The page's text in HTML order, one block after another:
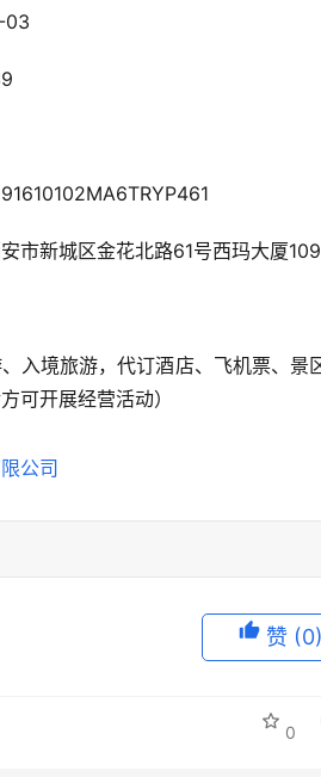
03
91610102MA6TRYP461
市新城区金花北路61号西玛大厦
入境旅游，代订酒店、飞机票、
可开展经营活动）
赞 (0)
0